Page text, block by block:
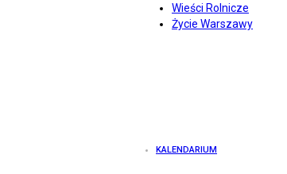
Wieści Rolnicze
Życie Warszawy
KALENDARIUM